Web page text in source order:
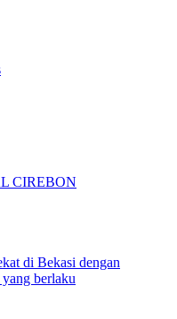
CIREBON
di Bekasi dengan
berlaku